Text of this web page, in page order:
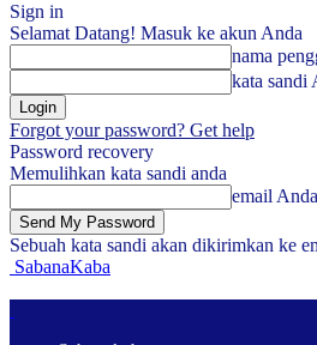
Sign in
Selamat Datang! Masuk ke akun Anda
nama
kata sandi
Forgot your password? Get help
Password recovery
Memulihkan kata sandi anda
email Anda
Sebuah kata sandi akan dikirimkan ke
SabanaKaba